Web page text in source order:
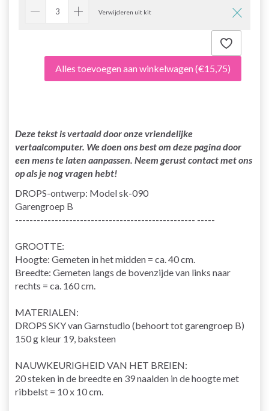
Verwijderen uit kit
Alles toevoegen aan winkelwagen(€15,75)
Deze tekst is vertaald door onze vriendelijke
vertaalcomputer. We doen ons best om deze pagina door
een mens te laten aanpassen. Neem gerust contact met ons
op als je nog vragen hebt!
DROPS-ontwerp: Model sk-090
Garengroep B
-------------------------------------------------- -----
GROOTTE:
Hoogte: Gemeten in het midden = ca. 40 cm.
Breedte: Gemeten langs de bovenzijde van links naar
rechts = ca. 160 cm.
MATERIALEN:
DROPS SKY van Garnstudio (behoort tot garengroep B)
150 g kleur 19, baksteen
NAUWKEURIGHEID VAN HET BREIEN:
20 steken in de breedte en 39 naalden in de hoogte met
ribbelst = 10 x 10 cm.